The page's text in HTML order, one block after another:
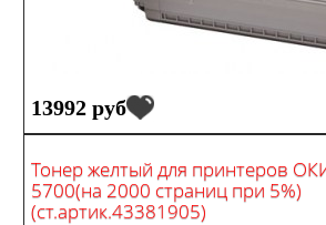
13992 руб
Тонер желтый для принтеров
5700(на 2000 страниц при 5%)
(ст.артик.43381905)